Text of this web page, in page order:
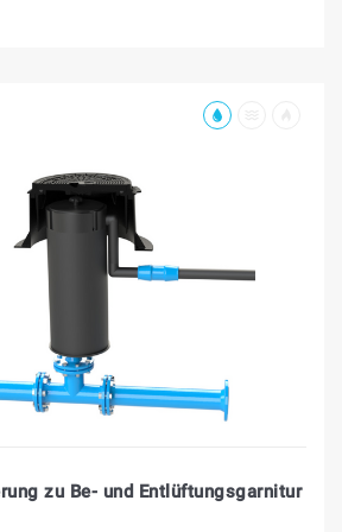
zu Be- und Entlüftungsgarnitur